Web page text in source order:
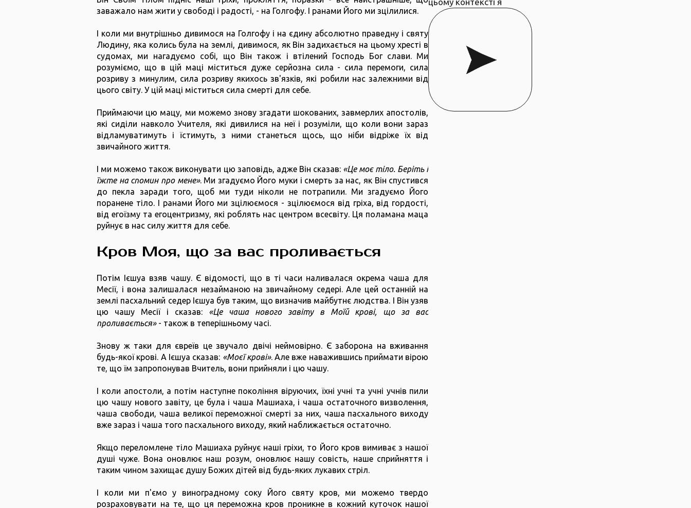
заважало нам жити у свободі і радості, - на Голгофу. І ранами Його ми зцілилися.
І коли ми внутрішньо дивимося на Голгофу і на єдину абсолютно праведну і святу
Людину, яка колись була на землі, дивимося, як Він задихається на цьому хресті в
судомах, ми нагадуємо собі, що Він також і втілений Господь Бог слави. Ми
розуміємо, що в цій маці міститься дуже серйозна сила - сила перемоги, сила
розриву з минулим, сила розриву якихось зв'язків, які робили нас залежними від
цього світу. У цій маці міститься сила смерті для себе.
Приймаючи цю мацу, ми можемо знову згадати шокованих, завмерлих апостолів,
які сиділи навколо Учителя, які дивилися на неї і розуміли, що коли вони зараз
відламуватимуть і їстимуть, з ними станеться щось, що ніби відріже їх від
звичайного життя.
І ми можемо також виконувати цю заповідь, адже Він сказав: «Це моє тіло. Беріть і
їжте на спомин про мене». Ми згадуємо Його муки і смерть за нас, як Він спустився
до пекла заради того, щоб ми туди ніколи не потрапили. Ми згадуємо Його
поранене тіло. І ранами Його ми зцілюємося - зцілюємося від гріха, від гордості,
від егоїзму та егоцентризму, які роблять нас центром всесвіту. Ця поламана маца
руйнує в нас силу життя для себе.
Кров Моя, що за вас проливається
Потім Ієшуа взяв чашу. Є відомості, що в ті часи наливалася окрема чаша для
Месії, і вона залишалася незайманою на звичайному седері. Але цей останній на
землі пасхальний седер Ієшуа був таким, що визначив майбутнє людства. І Він узяв
цю чашу Месії і сказав: «Це чаша нового завіту в Моїй крові, що за вас
проливається» - також в теперішньому часі.
Знову ж таки для євреїв це звучало двічі неймовірно. Є заборона на вживання
будь-якої крові. А Ієшуа сказав: «Моєї крові». Але вже наважившись приймати вірою
те, що їм запропонував Вчитель, вони прийняли і цю чашу.
І коли апостоли, а потім наступне покоління віруючих, їхні учні та учні учнів пили
цю чашу нового завіту, це була і чаша Машиаха, і чаша остаточного визволення,
чаша свободи, чаша великої переможної смерті за них, чаша пасхального виходу
вже зараз і чаша того пасхального виходу, який наближається остаточно.
Якщо переломлене тіло Машиаха руйнує наші гріхи, то Його кров вимиває з нашої
душі чуже. Вона оновлює наш розум, оновлює нашу совість, наше сприйняття і
таким чином захищає душу Божих дітей від будь-яких лукавих стріл.
І коли ми п'ємо у виноградному соку Його святу кров, ми можемо твердо
розраховувати на те, що ця переможна кров проникне в кожний куточок нашої